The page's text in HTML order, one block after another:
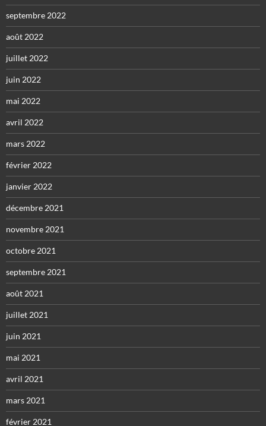
septembre 2022
août 2022
juillet 2022
juin 2022
mai 2022
avril 2022
mars 2022
février 2022
janvier 2022
décembre 2021
novembre 2021
octobre 2021
septembre 2021
août 2021
juillet 2021
juin 2021
mai 2021
avril 2021
mars 2021
février 2021